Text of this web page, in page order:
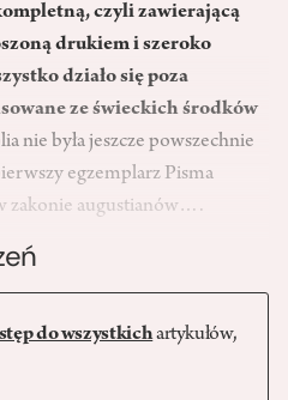
czyli zawierającą
drukiem i szeroko
działo się poza
ze świeckich środków
nie była jeszcze powszechnie
egzemplarz Pisma
zakonie augustianów….
do wszystkichartykułów,